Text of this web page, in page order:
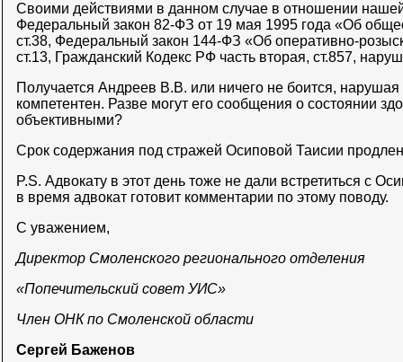
Своими действиями в данном случае в отношении
Федеральный закон 82-ФЗ от 19 мая 1995 года «Об
ст.38, Федеральный закон 144-ФЗ «Об оперативно-
ст.13, Гражданский Кодекс РФ часть вторая, ст.857,
Получается Андреев В.В. или ничего не боится, нарушая
компетентен. Разве могут его сообщения о состоянии
объективными?
Срок содержания под стражей Осиповой Таисии
P.S. Адвокату в этот день тоже не дали встретиться с
в время адвокат готовит комментарии по этому поводу.
С уважением,
Директор Смоленского регионального отделения
«Попечительский совет УИС»
Член ОНК по Смоленской области
Сергей Баженов